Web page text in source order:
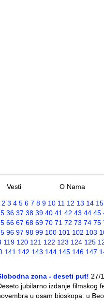
Vesti O Nama
2 3 4 5 6 7 8 9 10 11 12 13 14 15
36 37 38 39 40 41 42 43 44 45
66 67 68 69 70 71 72 73 74 75
96 97 98 99 100 101 102 103
119 120 121 122 123 124 125
141 142 143 144 145 146 147
zona - deseti put! 27/
jubilarno izdanje filmskog
u osam bioskopa: u